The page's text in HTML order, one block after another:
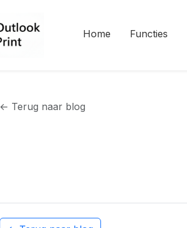
Home Functies
← Terug naar blog